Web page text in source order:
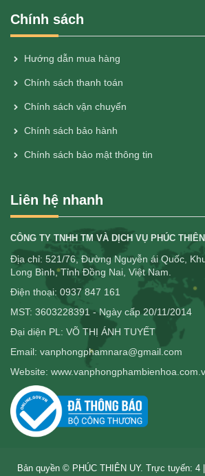
Chính sách
Hướng dẫn mua hàng
Chính sách thanh toán
Chính sách vận chuyển
Chính sách bảo hành
Chính sách bảo mật thông tin
Liên hệ nhanh
CÔNG TY TNHH TM VÀ DỊCH VỤ PHÚC
Địa chỉ: 521/76, Đường Nguyễn ái Quốc,
Long Bình, Tỉnh Đồng Nai, Việt Nam.
Điện thoại: 0937 847 161
MST: 3603228391 - Ngày cấp 20/11/2014
Đại diện PL: VÕ THỊ ÁNH TUYẾT
Email: vanphongphamnara@gmail.com
Website:
Bản quyền © PHÚC THIÊN UY. Trực tuyến: 4